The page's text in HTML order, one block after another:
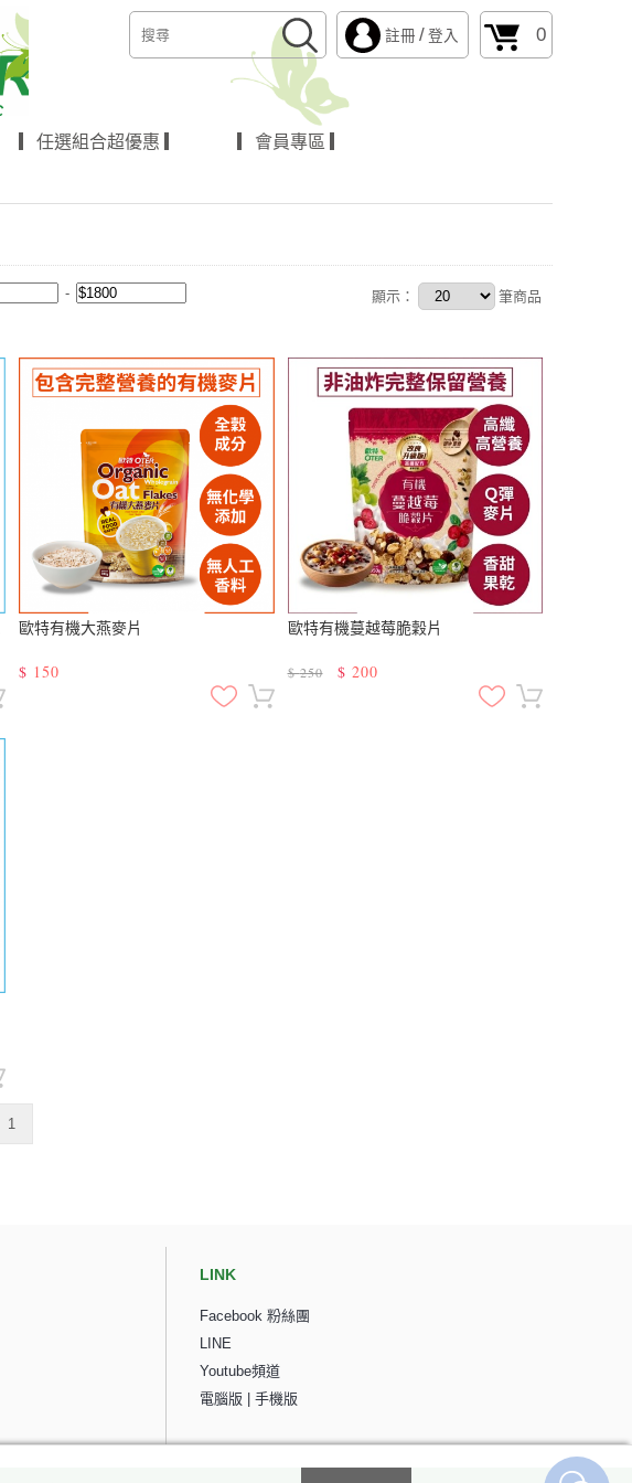
註冊 / 登入 0
▎任選組合超優惠 ▎ ▎會員專區 ▎
顯示： 筆商品
歐特有機大燕麥片
$ 150
歐特有機蔓越莓脆穀片
$250 $ 200
1
LINK
Facebook 粉絲團
LINE
Youtube頻道
電腦版
手機版